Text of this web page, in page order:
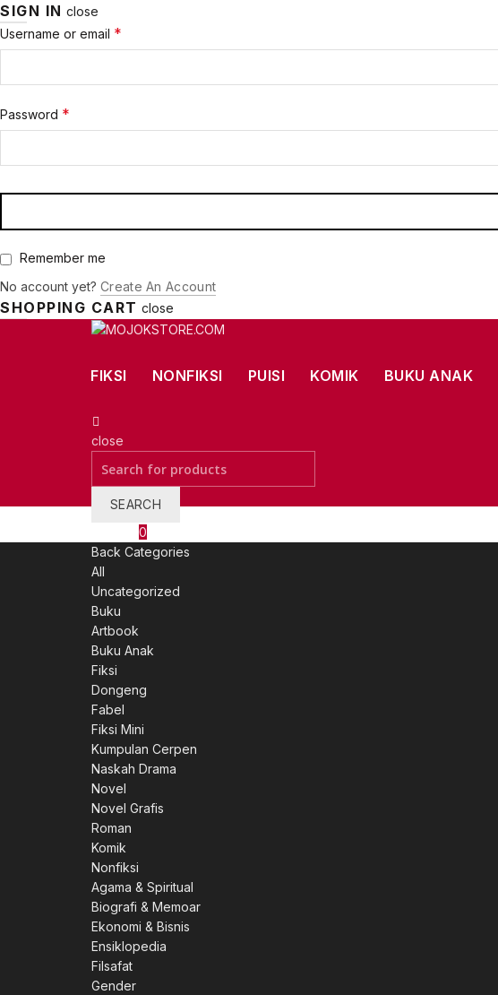
SIGN IN close
Username or email *
Password *
Remember me
No account yet? Create An Account
SHOPPING CART close
FIKSI NONFIKSI PUISI KOMIK BUKU ANAK
close
for:
SEARCH
0
Back Categories
All
Uncategorized
Buku
Artbook
Buku Anak
Fiksi
Dongeng
Fabel
Fiksi Mini
Kumpulan Cerpen
Naskah Drama
Novel
Novel Grafis
Roman
Komik
Nonfiksi
Agama & Spiritual
Biografi & Memoar
Ekonomi & Bisnis
Ensiklopedia
Filsafat
Gender